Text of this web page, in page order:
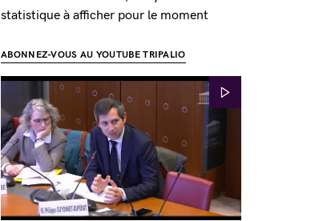
statistique à afficher pour le moment
ABONNEZ-VOUS AU YOUTUBE TRIPALIO